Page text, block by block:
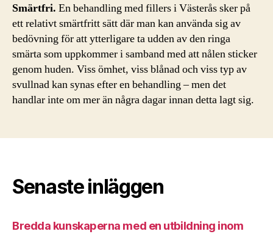
Smärtfri. En behandling med fillers i Västerås sker på
ett relativt smärtfritt sätt där man kan använda sig av
bedövning för att ytterligare ta udden av den ringa
smärta som uppkommer i samband med att nålen sticker
genom huden. Viss ömhet, viss blånad och viss typ av
svullnad kan synas efter en behandling – men det
handlar inte om mer än några dagar innan detta lagt sig.
Senaste inläggen
Bredda kunskaperna med en utbildning inom